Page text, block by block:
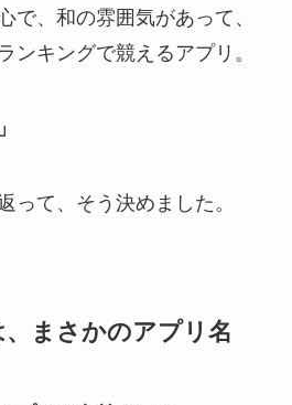
で、和の雰囲気があって、
ンキングで競えるアプリ。
って、そう決めました。
まさかのアプリ名